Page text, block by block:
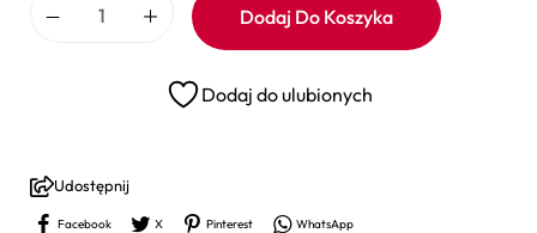
Dodaj Do Koszyka
Dodaj do ulubionych
Udostępnij
Facebook X Pinterest WhatsApp